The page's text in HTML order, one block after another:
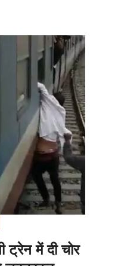
में दी चोर